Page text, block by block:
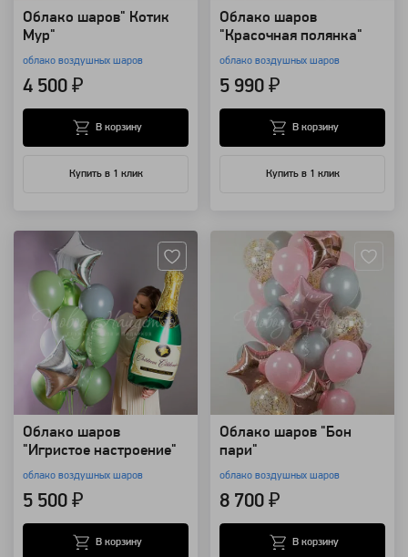
Облако шаров" Котик
Мур"
облако воздушных шаров
4 500 ₽
Купить в 1 клик
В корзину
Облако шаров
"Красочная полянка"
облако воздушных шаров
5 990 ₽
Купить в 1 клик
В корзину
Облако шаров
"Игристое настроение"
облако воздушных шаров
5 500 ₽
В корзину
Облако шаров "Бон
пари"
облако воздушных шаров
8 700 ₽
В корзину